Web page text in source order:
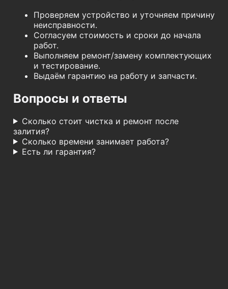
Проверяем устройство и уточняем причину
неисправности.
Согласуем стоимость и сроки до начала
работ.
Выполняем ремонт/замену комплектующих
и тестирование.
Выдаём гарантию на работу и запчасти.
Вопросы и ответы
Сколько стоит чистка и ремонт после
залития?
Сколько времени занимает работа?
Есть ли гарантия?